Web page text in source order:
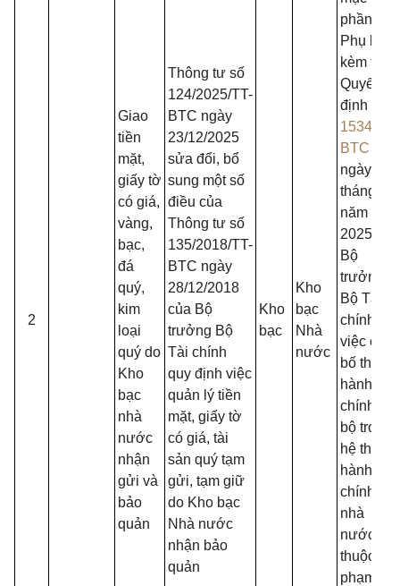
2
Giao
tiền
mặt,
giấy tờ
có giá,
vàng,
bạc,
đá
quý,
kim
loại
quý do
Kho
bạc
nhà
nước
nhận
gửi và
bảo
quản
Thông tư số
124/2025/TT-
BTC ngày
23/12/2025
sửa đổi, bổ
sung một số
điều của
Thông tư số
135/2018/TT-
BTC ngày
28/12/2018
của Bộ
trưởng Bộ
Tài chính
quy định việc
quản lý tiền
mặt, giấy tờ
có giá, tài
sản quý tạm
gửi, tạm giữ
do Kho bạc
Nhà nước
nhận bảo
quản
Kho
bạc
Kho
bạc
Nhà
nước
phần I,
Phụ lục II
kèm theo
Quyết
định số
1534/
BTC
ngày 29
tháng 4
năm
2025 của
Bộ
trưởng
Bộ Tài
chính về
việc công
bố thủ
hành
chính nội
bộ trong
hệ thống
hành
chính
nhà
nước
thuộc
phạm vi